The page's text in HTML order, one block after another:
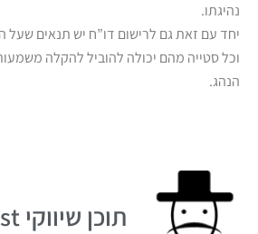
נהיגתו.
יחד עם זאת גם לרישום דו”ח יש תנאים שעל
וכל סטייה מהם יכולה להוביל להקלה
הנהג.
תוכן שיווקי buypost